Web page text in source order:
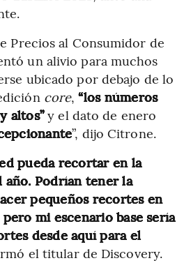
Precios al Consumidor de
un alivio para muchos
ubicado por debajo de lo
core,“los números
altos”y el dato de enero
”, dijo Citrone.
pueda recortar en la
Podrían tener la
pequeños recortes en
mi escenario base sería
desde aquí para el
el titular de Discovery.